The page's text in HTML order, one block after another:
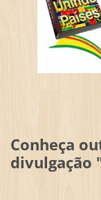
Conheça
divulgação